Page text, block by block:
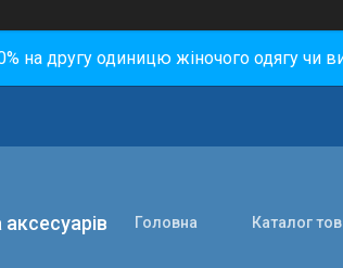
на другу одиницю жіночого одягу чи
Головна Каталог